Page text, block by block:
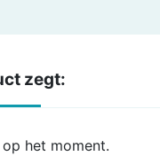
zegt:
het moment.